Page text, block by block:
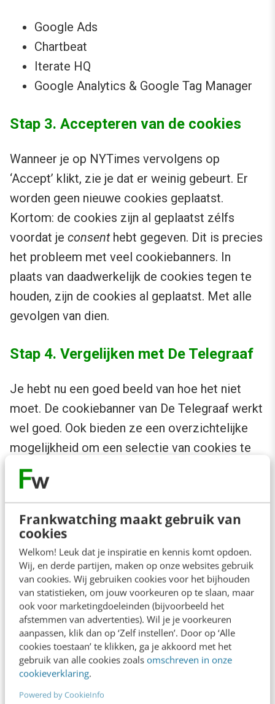
Frankwatching maakt gebruik van
cookies
Welkom! Leuk dat je inspiratie en kennis komt opdoen.
Wij, en derde partijen, maken op onze websites gebruik
van cookies. Wij gebruiken cookies voor het bijhouden
van statistieken, om jouw voorkeuren op te slaan, maar
ook voor marketingdoeleinden (bijvoorbeeld het
afstemmen van advertenties). Wil je je voorkeuren
aanpassen, klik dan op ‘Zelf instellen’. Door op ‘Alle
cookies toestaan’ te klikken, ga je akkoord met het
gebruik van alle cookies zoals omschreven in onze
cookieverklaring.
Powered by CookieInfo
Google Ads
Chartbeat
Iterate HQ
Google Analytics & Google Tag Manager
Stap 3. Accepteren van de cookies
Wanneer je op NYTimes vervolgens op
‘Accept’ klikt, zie je dat er weinig gebeurt. Er
worden geen nieuwe cookies geplaatst.
Kortom: de cookies zijn al geplaatst zélfs
voordat je consenthebt gegeven. Dit is precies
het probleem met veel cookiebanners. In
plaats van daadwerkelijk de cookies tegen te
houden, zijn de cookies al geplaatst. Met alle
gevolgen van dien.
Stap 4. Vergelijken met De Telegraaf
Je hebt nu een goed beeld van hoe het niet
moet. De cookiebanner van De Telegraaf werkt
wel goed. Ook bieden ze een overzichtelijke
mogelijkheid om een selectie van cookies te
accepteren.
Terug naar de vergelijking: voer dezelfde
stappen uit als je gedaan hebt bij
NYTimes.com. Je zult zien dat onder de
‘Sources’-tab bij Telegraaf.nl slechts enkele
services staan. Dit zijn cookies die nodig zijn
om de website te laten functioneren, zoals het
lettertype en het CDN. Klik vervolgens op
‘Akkoord’ en je zult in de ‘Sources’-tab de
cookies erbij zien komen. Je hebt hiervoor
expliciet consent gegeven, waardoor het dus is
toegestaan om te doen. Je ziet dat De